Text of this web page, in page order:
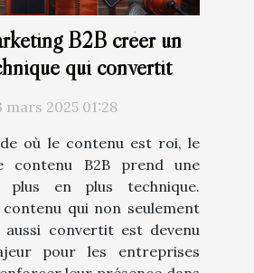
B2B créer un
qui convertit
mars 2025 01:28
où le contenu est roi, le
contenu B2B prend une
plus en plus technique.
qui non seulement
convertit est devenu
pour les entreprises